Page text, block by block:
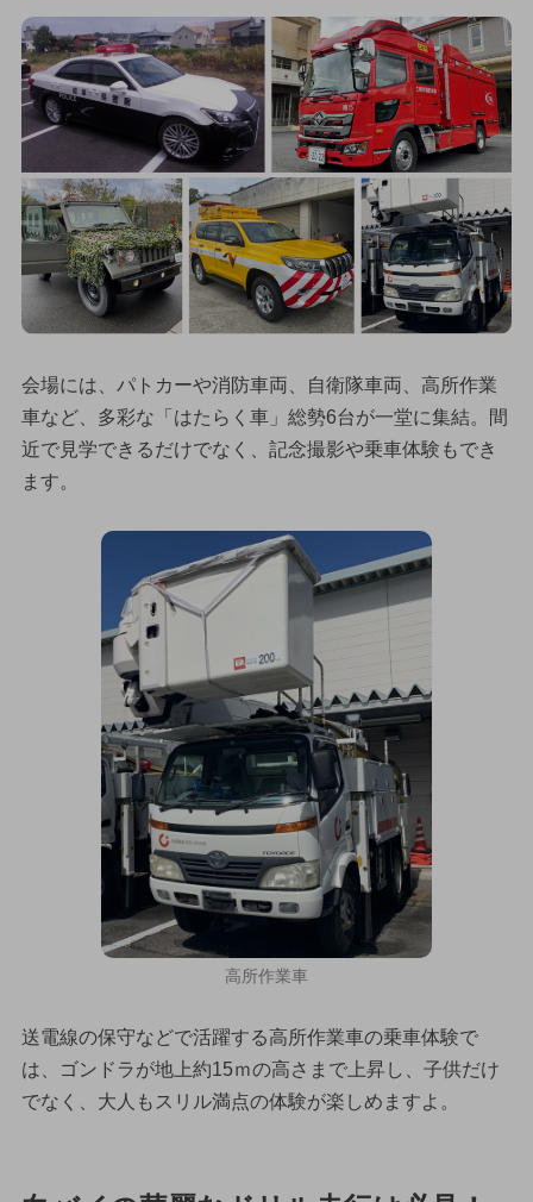
会場には、パトカーや消防車両、自衛隊車両、高所作業
車など、多彩な「はたらく車」総勢6台が一堂に集結。間
近で見学できるだけでなく、記念撮影や乗車体験もでき
ます。
高所作業車
送電線の保守などで活躍する高所作業車の乗車体験で
は、ゴンドラが地上約15ｍの高さまで上昇し、子供だけ
でなく、大人もスリル満点の体験が楽しめますよ。